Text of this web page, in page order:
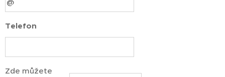
Telefon
Zde můžete